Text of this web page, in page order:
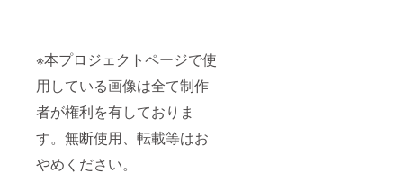
※本プロジェクトページで使
用している画像は全て制作
者が権利を有しておりま
す。無断使用、転載等はお
やめください。